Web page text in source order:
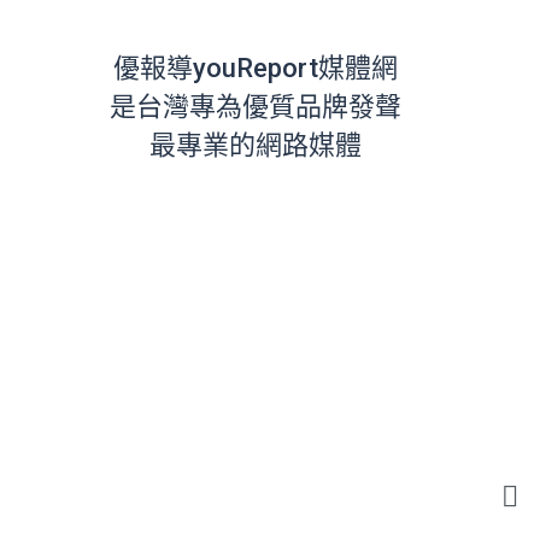
優報導youReport媒體網
是台灣專為優質品牌發聲
最專業的網路媒體